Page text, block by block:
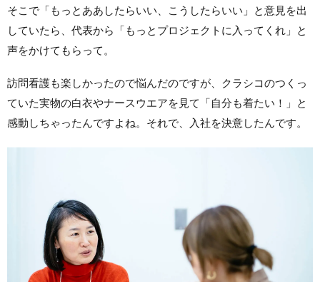
そこで「もっとああしたらいい、こうしたらいい」と意見を出
していたら、代表から「もっとプロジェクトに入ってくれ」と
声をかけてもらって。
訪問看護も楽しかったので悩んだのですが、クラシコのつくっ
ていた実物の白衣やナースウエアを見て「自分も着たい！」と
感動しちゃったんですよね。それで、入社を決意したんです。